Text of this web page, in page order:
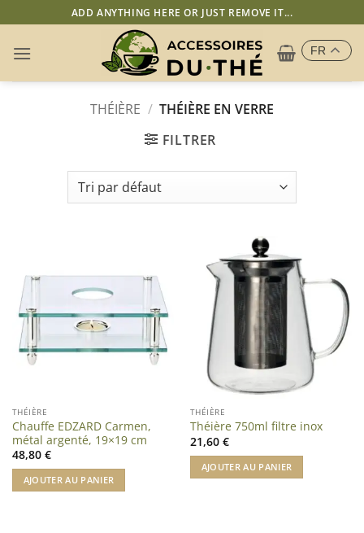
au
contenu
ADD ANYTHING HERE OR JUST REMOVE IT...
FR
THÉIÈRE / THÉIÈRE EN VERRE
FILTRER
THÉIÈRE
Chauffe EDZARD Carmen,
métal argenté, 19×19 cm
48,80 €
AJOUTER AU PANIER
THÉIÈRE
Théière 750ml filtre inox
21,60 €
AJOUTER AU PANIER